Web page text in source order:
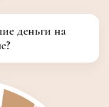
деньги на